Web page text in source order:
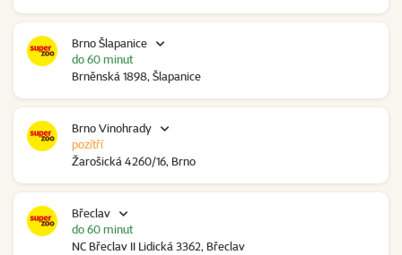
Brno Šlapanice
Brněnská 1898, Šlapanice
do 60 minut
Brno Vinohrady
Žarošická 4260/16, Brno
pozítří
Břeclav
NC Břeclav II Lidická 3362, Břeclav
do 60 minut